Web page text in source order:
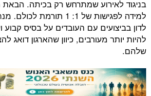
שמתרחש רק בכיתה. הבאת מרכיב
למידה לפגישות של 1: 1 תורמת לכולם. מנהלים יכולים
עם העובדים על בסיס קבוע ועובדים
מעורבים, כיוון שהארגון דואג להצלחה